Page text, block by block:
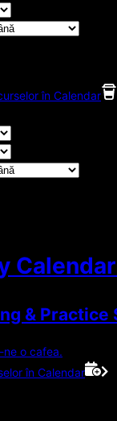
în Calendar
Calendar
& Practice
ne o cafea.
în Calendar